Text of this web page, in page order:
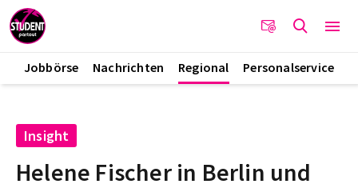
Jobbörse Nachrichten Regional Personalservice
Insight
Helene Fischer in Berlin und